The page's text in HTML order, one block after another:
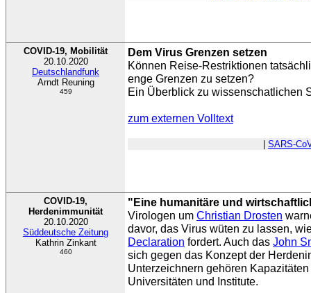
COVID-19, Mobilität
20.10.2020
Deutschlandfunk
Arndt Reuning
459
Dem Virus Grenzen setzen
Können Reise-Restriktionen
enge Grenzen zu setzen?
Ein Überblick zu wissenschatlichen
zum externen Volltext
SARS-
COVID-19,
Herdenimmunität
20.10.2020
Süddeutsche Zeitung
Kathrin Zinkant
460
"Eine humanitäre und
Virologen um Christian Drosten
davor, das Virus wüten zu lassen,
Declaration fordert. Auch das John
sich gegen das Konzept der
Unterzeichnern gehören
Universitäten und Institute.